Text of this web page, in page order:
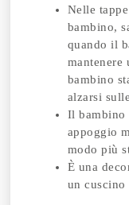
Nelle
bambino,
quando il
mantenere
bambino
alzarsi
Il bambino
appoggio
modo più
È una
un cuscino